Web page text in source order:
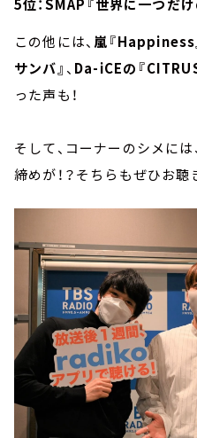
この他には、 嵐『Happiness
サンバ』 、 Da-iCEの『
った声も！
そして、コーナーのシメに
締めが！？そちらもぜひお